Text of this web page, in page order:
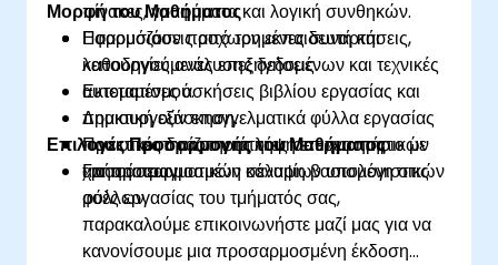
πίνακες, γραφήματα και λογική συνθηκών.
Εφαρμόζουν προχωρημένες συναρτήσεις,
λειτουργίες ανάλυσης δεδομένων και τεχνικές
αυτοματισμού.
Δημιουργούν επαγγελματικά φύλλα εργασίας
που υποστηρίζουν τη λήψη επιχειρηματικών
αποφάσεων.
Μορφή του Μαθήματος
Παρουσιάσεις από τον εκπαιδευτή και
καθοδηγούμενες επεξηγήσεις.
Εκτεταμένες ασκήσεις βιβλίου εργασίας και
πρακτική εξάσκηση.
Πρακτικές δραστηριότητες σε εργαστήριο με
χρήση πραγματικών σεναρίων υπολογιστικών
φύλλων.
Επιλογές Προσαρμογής του Μαθήματος
Για προσαρμοσμένη κάλυψη βασισμένη στις
ροές εργασίας του τμήματός σας,
παρακαλούμε επικοινωνήστε μαζί μας για να
κανονίσουμε μια προσαρμοσμένη έκδοση